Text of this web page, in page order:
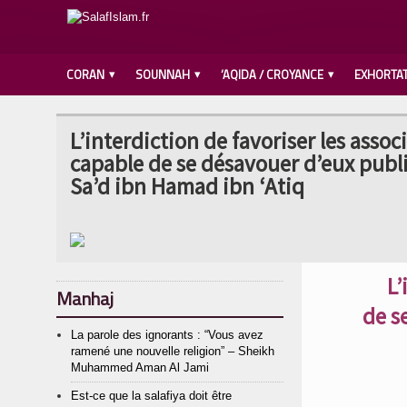
CORAN SOUNNAH ‘AQIDA / CROYANCE
L’interdiction de favoriser les
capable de se désavouer d’eux
Sa’d ibn Hamad ibn ‘Atiq
de
Manhaj
La parole des ignorants : “Vous avez
ramené une nouvelle religion” – Sheikh
Muhammed Aman Al Jami
Est-ce que la salafiya doit être